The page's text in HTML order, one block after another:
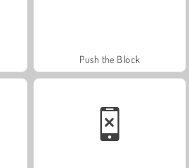
Push the Block